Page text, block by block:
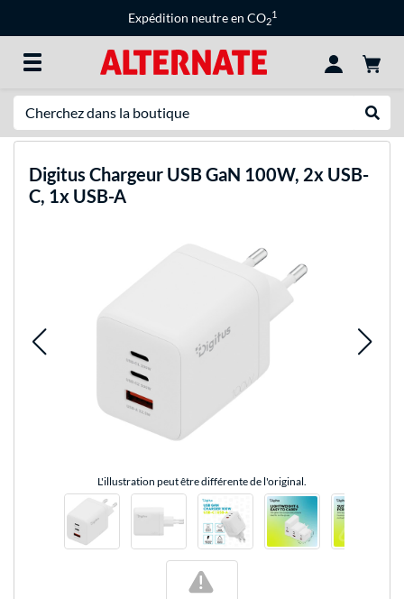
Expédition neutre en CO2
1
Digitus Chargeur USB GaN 100W, 2x USB-
C, 1x USB-A
L'illustration peut être différente de l'original.
!